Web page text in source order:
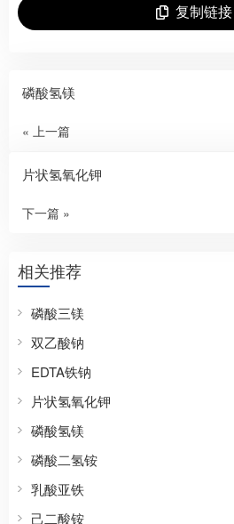
复制链接
磷酸氢镁
« 上一篇
片状氢氧化钾
下一篇 »
相关推荐
磷酸三镁
双乙酸钠
EDTA铁钠
片状氢氧化钾
磷酸氢镁
磷酸二氢铵
乳酸亚铁
己二酸铵